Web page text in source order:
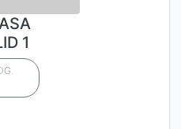
1